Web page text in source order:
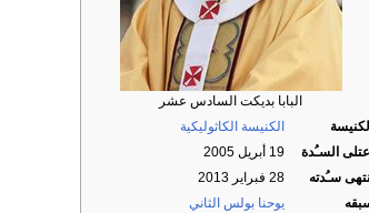
البابا بديكت السادس عشر
الكنيسة
الكنيسة الكاثوليكية
اعتلى السـُدة
19 أبريل 2005
انتهى سـُدته
28 فبراير 2013
يوحنا بولس الثاني